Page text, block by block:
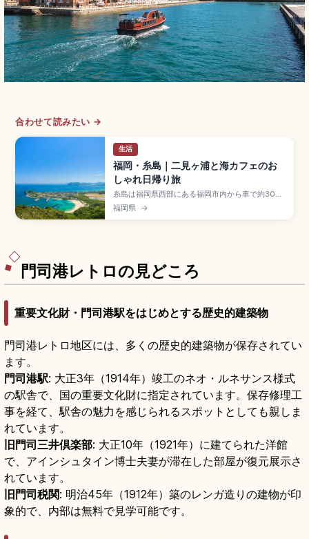
合わせて読みたい →
生活
福岡・糸島｜二見ヶ浦と海カフェのお
しゃれ日帰り旅
糸島は福岡県西部にある福岡市内から車で約30分
の自然豊かなエリアで、海カフェ・地元グルメで
人気のスポット。夫婦岩と白鳥居の二見ヶ浦、芥
福岡県 →
門司港レトロの見どころ
重要文化財・門司港駅をはじめとする歴史的建築物
門司港レトロ地区には、多くの歴史的建築物が保存されてい
ます。
門司港駅: 大正3年（1914年）竣工のネオ・ルネサンス様式
の駅舎で、国の重要文化財に指定されています。保存修理工
事を経て、駅舎の魅力を感じられるスポットとしても親しま
れています。
旧門司三井倶楽部: 大正10年（1921年）に建てられた洋館
で、アインシュタイン博士夫妻が滞在した部屋が復元展示さ
れています。
旧門司税関: 明治45年（1912年）築のレンガ造りの建物が印
象的で、内部は無料で見学可能です。